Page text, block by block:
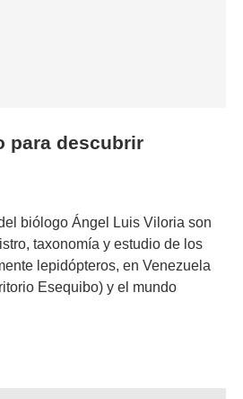
para descubrir
biólogo Ángel Luis Viloria son
taxonomía y estudio de los
lepidópteros, en Venezuela
Esequibo) y el mundo